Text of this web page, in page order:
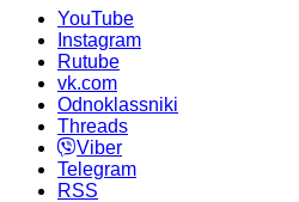
YouTube
Instagram
Rutube
vk.com
Odnoklassniki
Threads
Viber
Telegram
RSS